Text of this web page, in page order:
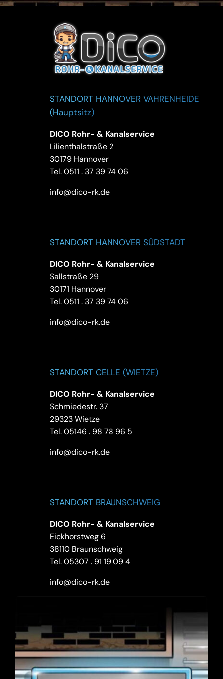
STANDORT HANNOVER VAHRENHEIDE
(Hauptsitz)
DICO Rohr- & Kanalservice
Lilienthalstraße 2
30179 Hannover
Tel.0511 . 37 39 74 06
info@dico-rk.de
STANDORT HANNOVER SÜDSTADT
DICO Rohr- & Kanalservice
Sallstraße 29
30171 Hannover
Tel.0511 . 37 39 74 06
info@dico-rk.de
STANDORT CELLE (WIETZE)
DICO Rohr- & Kanalservice
Schmiedestr. 37
29323 Wietze
Tel.05146 . 98 78 96 5
info@dico-rk.de
STANDORT BRAUNSCHWEIG
DICO Rohr- & Kanalservice
Eickhorstweg 6
38110 Braunschweig
Tel.05307 . 91 19 09 4
info@dico-rk.de